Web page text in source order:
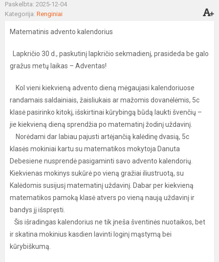
Paskelbta: 2025-12-04
Kategorija: Renginiai
Matematinis advento kalendorius
Lapkričio 30 d., paskutinį lapkričio sekmadienį, prasideda be galo
gražus metų laikas – Adventas!
Kol vieni kiekvieną advento dieną mėgaujasi kalendoriuose
randamais saldainiais, žaisliukais ar mažomis dovanėlėmis, 5c
klasė pasirinko kitokį, išskirtinai kūrybingą būdą laukti švenčių –
jie kiekvieną dieną sprendžia po matematinį žodinį uždavinį.
Norėdami dar labiau pajusti artėjančią kalėdinę dvasią, 5c
klasės mokiniai kartu su matematikos mokytoja Danuta
Debesiene nusprendė pasigaminti savo advento kalendorių.
Kiekvienas mokinys sukūrė po vieną gražiai iliustruotą, su
Kalėdomis susijusį matematinį uždavinį. Dabar per kiekvieną
matematikos pamoką klasė atvers po vieną naują uždavinį ir
bandys jį išspręsti.
Šis išradingas kalendorius ne tik įneša šventinės nuotaikos, bet
ir skatina mokinius kasdien lavinti loginį mąstymą bei
kūrybiškumą.